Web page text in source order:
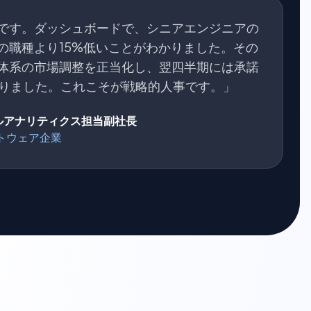
す。ダッシュボードで、シニアエンジニアの
職種より15%低いことがわかりました。その
系の市場調整を正当化し、翌四半期には承諾
ました。これこそが戦略的人事です。」
ナリティクス担当副社長
ウェア企業